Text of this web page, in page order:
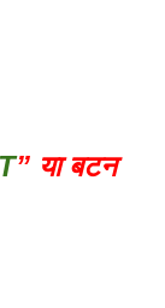
” या बटन